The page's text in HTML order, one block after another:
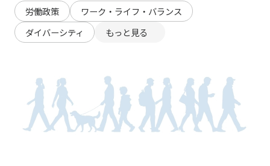
労働政策
ワーク・ライフ・バランス
ダイバーシティ
もっと見る